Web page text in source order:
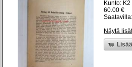
Kunto:
60.00 €
Näytä